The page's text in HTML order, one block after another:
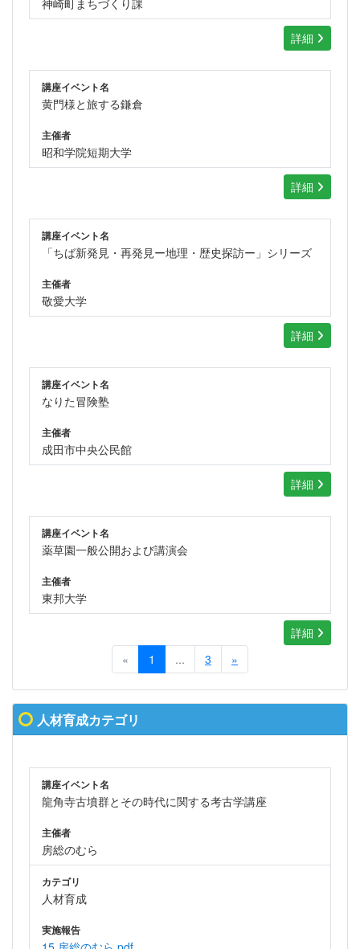
神崎町まちづくり課
詳細
講座イベント名
黄門様と旅する鎌倉
主催者
昭和学院短期大学
詳細
講座イベント名
「ちば新発見・再発見ー地理・歴史探訪ー」シリーズ
主催者
敬愛大学
詳細
講座イベント名
なりた冒険塾
主催者
成田市中央公民館
詳細
講座イベント名
薬草園一般公開および講演会
主催者
東邦大学
詳細
«
1 ... 3 »
人材育成カテゴリ
講座イベント名
龍角寺古墳群とその時代に関する考古学講座
主催者
房総のむら
カテゴリ
人材育成
実施報告